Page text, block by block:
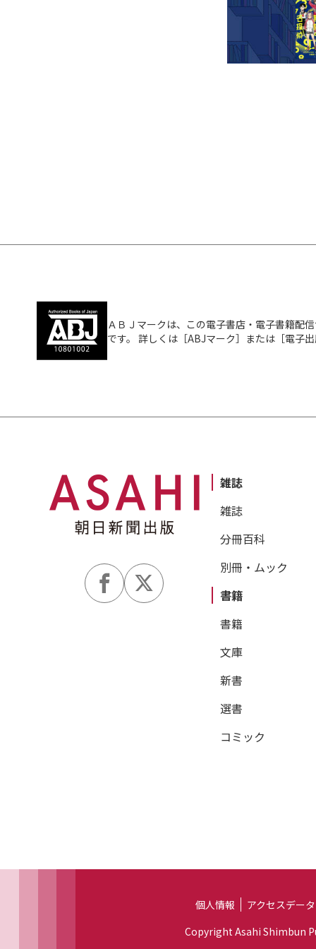
ＡＢＪマークは、この電子書店・電子書籍配
です。 詳しくは［ABJマーク］または［電子
雑誌
雑誌
分冊百科
別冊・ムック
書籍
書籍
文庫
新書
選書
コミック
個人情報
アクセスデータ
Copyright Asahi Shimbun